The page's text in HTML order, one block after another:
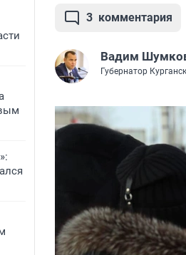
3 комментария
Вадим
Губернатор